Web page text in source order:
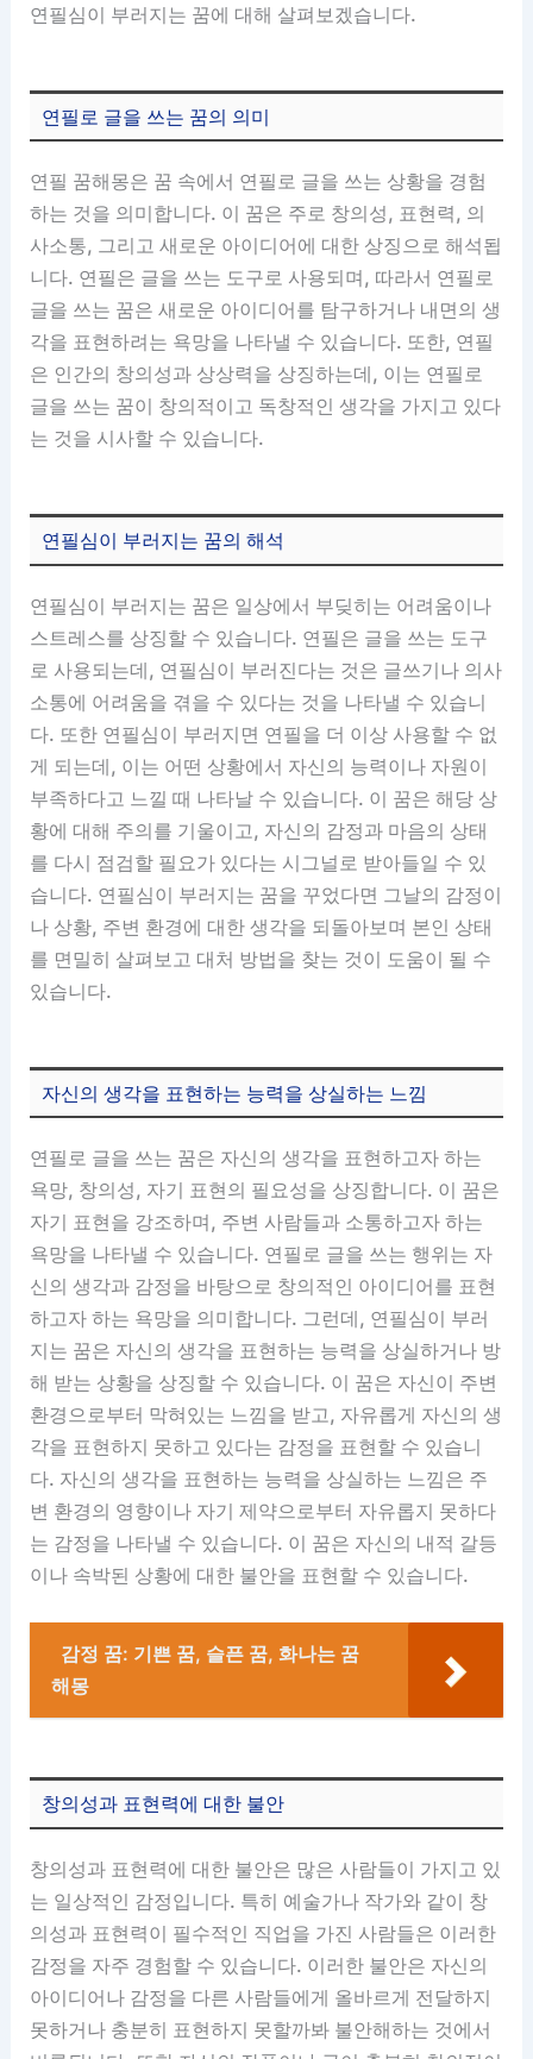
연필심이 부러지는 꿈에 대해 살펴보겠습니다.
연필로 글을 쓰는 꿈의 의미
연필 꿈해몽은 꿈 속에서 연필로 글을 쓰는 상황을 경험
하는 것을 의미합니다. 이 꿈은 주로 창의성, 표현력, 의
사소통, 그리고 새로운 아이디어에 대한 상징으로 해석됩
니다. 연필은 글을 쓰는 도구로 사용되며, 따라서 연필로
글을 쓰는 꿈은 새로운 아이디어를 탐구하거나 내면의 생
각을 표현하려는 욕망을 나타낼 수 있습니다. 또한, 연필
은 인간의 창의성과 상상력을 상징하는데, 이는 연필로
글을 쓰는 꿈이 창의적이고 독창적인 생각을 가지고 있다
는 것을 시사할 수 있습니다.
연필심이 부러지는 꿈의 해석
연필심이 부러지는 꿈은 일상에서 부딪히는 어려움이나
스트레스를 상징할 수 있습니다. 연필은 글을 쓰는 도구
로 사용되는데, 연필심이 부러진다는 것은 글쓰기나 의사
소통에 어려움을 겪을 수 있다는 것을 나타낼 수 있습니
다. 또한 연필심이 부러지면 연필을 더 이상 사용할 수 없
게 되는데, 이는 어떤 상황에서 자신의 능력이나 자원이
부족하다고 느낄 때 나타날 수 있습니다. 이 꿈은 해당 상
황에 대해 주의를 기울이고, 자신의 감정과 마음의 상태
를 다시 점검할 필요가 있다는 시그널로 받아들일 수 있
습니다. 연필심이 부러지는 꿈을 꾸었다면 그날의 감정이
나 상황, 주변 환경에 대한 생각을 되돌아보며 본인 상태
를 면밀히 살펴보고 대처 방법을 찾는 것이 도움이 될 수
있습니다.
자신의 생각을 표현하는 능력을 상실하는 느낌
연필로 글을 쓰는 꿈은 자신의 생각을 표현하고자 하는
욕망, 창의성, 자기 표현의 필요성을 상징합니다. 이 꿈은
자기 표현을 강조하며, 주변 사람들과 소통하고자 하는
욕망을 나타낼 수 있습니다. 연필로 글을 쓰는 행위는 자
신의 생각과 감정을 바탕으로 창의적인 아이디어를 표현
하고자 하는 욕망을 의미합니다. 그런데, 연필심이 부러
지는 꿈은 자신의 생각을 표현하는 능력을 상실하거나 방
해 받는 상황을 상징할 수 있습니다. 이 꿈은 자신이 주변
환경으로부터 막혀있는 느낌을 받고, 자유롭게 자신의 생
각을 표현하지 못하고 있다는 감정을 표현할 수 있습니
다. 자신의 생각을 표현하는 능력을 상실하는 느낌은 주
변 환경의 영향이나 자기 제약으로부터 자유롭지 못하다
는 감정을 나타낼 수 있습니다. 이 꿈은 자신의 내적 갈등
이나 속박된 상황에 대한 불안을 표현할 수 있습니다.
감정 꿈: 기쁜 꿈, 슬픈 꿈, 화나는 꿈
해몽
창의성과 표현력에 대한 불안
창의성과 표현력에 대한 불안은 많은 사람들이 가지고 있
는 일상적인 감정입니다. 특히 예술가나 작가와 같이 창
의성과 표현력이 필수적인 직업을 가진 사람들은 이러한
감정을 자주 경험할 수 있습니다. 이러한 불안은 자신의
아이디어나 감정을 다른 사람들에게 올바르게 전달하지
못하거나 충분히 표현하지 못할까봐 불안해하는 것에서